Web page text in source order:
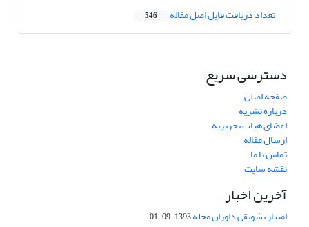
تعداد دریافت فایل اصل مقاله 546
دسترسی سریع
صفحه اصلی
درباره نشریه
اعضای هیات تحریریه
ارسال مقاله
تماس با ما
نقشه سایت
آخرین اخبار
امتیاز تشویقی داوران مجله1393-09-01